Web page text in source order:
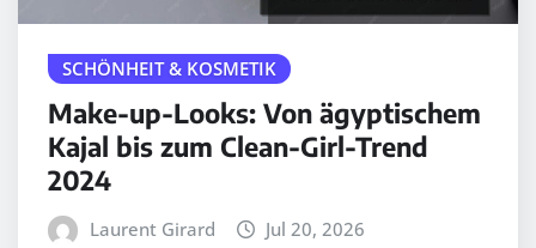
SCHÖNHEIT & KOSMETIK
Make-up-Looks: Von ägyptischem
Kajal bis zum Clean-Girl-Trend
2024
Laurent Girard Jul 20, 2026